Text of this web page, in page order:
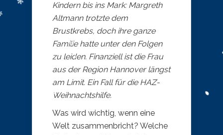
Kindern bis ins Mark: Margreth
Altmann trotzte dem
Brustkrebs, doch ihre ganze
Familie hatte unter den Folgen
zu leiden. Finanziell ist die Frau
aus der Region Hannover längst
am Limit. Ein Fall für die HAZ-
Weihnachtshilfe.
Was wird wichtig, wenn eine
Welt zusammenbricht? Welche